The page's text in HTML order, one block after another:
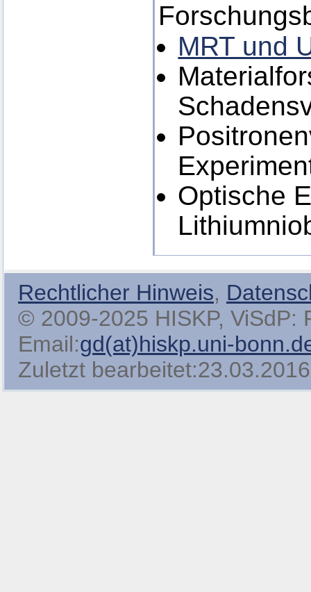
MRT und
Optische
Rechtlicher Hinweis,
© 2009-2025 HISKP, ViSdP:
Email:gd(at)hiskp.uni-
Zuletzt